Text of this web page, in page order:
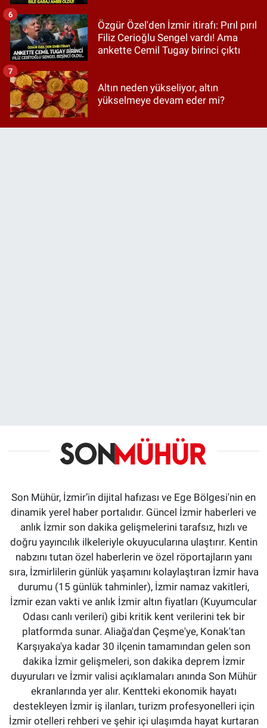
Özgür Özel'den İzmir itirafı: Pırıl pırıl
Filiz Cerioğlu Sengel vardı! Ama
ankette Cemil Tugay birinci çıktı
6
Altın neden yükseliyor, altın
yükselmeye devam eder mi?
7
Son Mühür, İzmir’in dijital hafızası ve Ege Bölgesi'nin en
dinamik yerel haber portalıdır. Güncel İzmir haberleri ve
anlık İzmir son dakika gelişmelerini tarafsız, hızlı ve
doğru yayıncılık ilkeleriyle okuyucularına ulaştırır. Kentin
nabzını tutan özel haberlerin ve özel röportajların yanı
sıra, İzmirlilerin günlük yaşamını kolaylaştıran İzmir hava
durumu (15 günlük tahminler), İzmir namaz vakitleri,
İzmir ezan vakti ve anlık İzmir altın fiyatları (Kuyumcular
Odası canlı verileri) gibi kritik kent verilerini tek bir
platformda sunar. Aliağa'dan Çeşme'ye, Konak'tan
Karşıyaka'ya kadar 30 ilçenin tamamından gelen son
dakika İzmir gelişmeleri, son dakika deprem İzmir
duyuruları ve İzmir valisi açıklamaları anında Son Mühür
ekranlarında yer alır. Kentteki ekonomik hayatı
destekleyen İzmir iş ilanları, turizm profesyonelleri için
İzmir otelleri rehberi ve şehir içi ulaşımda hayat kurtaran